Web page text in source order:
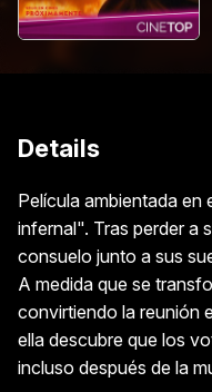
Details
Película ambientada
infernal". Tras perder a
consuelo junto a sus
A medida que se
convirtiendo la reunión
ella descubre que los
incluso después de la